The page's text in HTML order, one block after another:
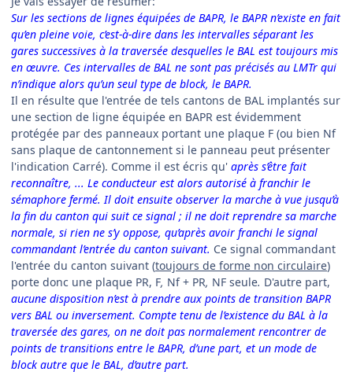
Sur les sections de lignes équipées de BAPR, le BAPR n’existe en fait
qu’en pleine voie, c’est-à-dire dans les intervalles séparant les
gares successives à la traversée desquelles le BAL est toujours mis
en œuvre. Ces intervalles de BAL ne sont pas précisés au LMTr qui
n’indique alors qu’un seul type de block, le BAPR.
Il en résulte que l'entrée de tels cantons de BAL implantés sur
une section de ligne équipée en BAPR est évidemment
protégée par des panneaux portant une plaque F (ou bien Nf
sans plaque de cantonnement si le panneau peut présenter
l'indication Carré). Comme il est écris qu' après s’être fait
reconnaître, ... Le conducteur est alors autorisé à franchir le
sémaphore fermé. Il doit ensuite observer la marche à vue jusqu’à
la fin du canton qui suit ce signal ; il ne doit reprendre sa marche
normale, si rien ne s’y oppose, qu’après avoir franchi le signal
commandant l’entrée du canton suivant. Ce signal commandant
l'entrée du canton suivant (toujours de forme non circulaire)
porte donc une plaque PR, F, Nf + PR, NF seule. D'autre part,
aucune disposition n’est à prendre aux points de transition BAPR
vers BAL ou inversement. Compte tenu de l’existence du BAL à la
traversée des gares, on ne doit pas normalement rencontrer de
points de transitions entre le BAPR, d’une part, et un mode de
block autre que le BAL, d’autre part.